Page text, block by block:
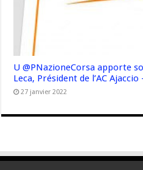
U @PNazioneCorsa apporte
Leca, Président de l’AC
27 janvier 2022